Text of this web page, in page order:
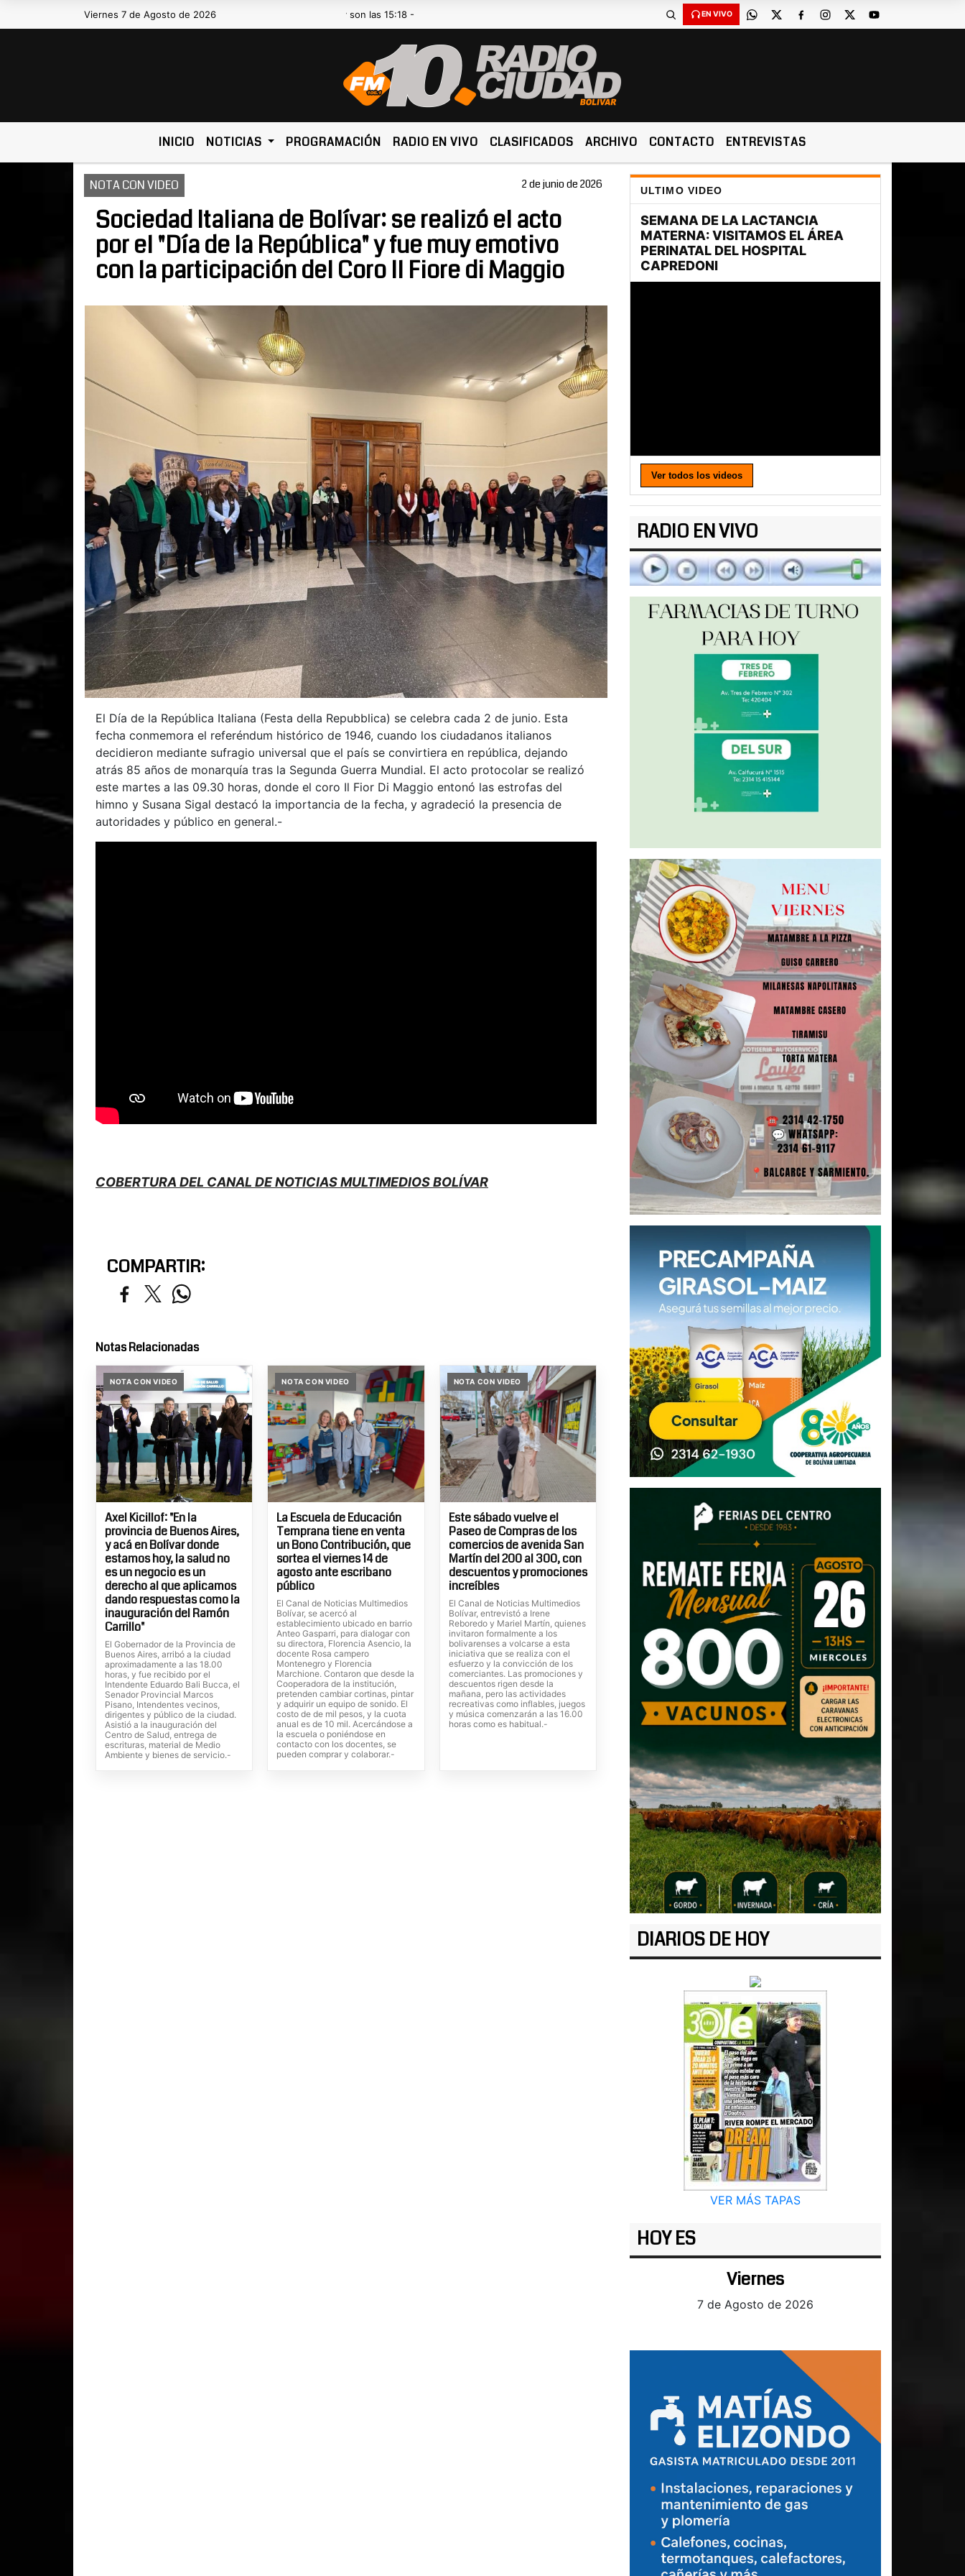
Viernes 7 de Agosto de 2026
Hoy es Viernes 7 de Agosto de 2026 y son las 15:18 - EN VIVO
INICIO NOTICIAS PROGRAMACIÓN RADIO EN VIVO CLASIFICADOS ARCHIVO CONTACTO ENTREVISTAS
NOTA CON VIDEO 2 de junio de 2026
Sociedad Italiana de Bolívar: se realizó el acto
por el "Día de la República" y fue muy emotivo
con la participación del Coro Il Fiore di Maggio
El Día de la República Italiana (Festa della Repubblica) se celebra cada 2 de junio. Esta
fecha conmemora el referéndum histórico de 1946, cuando los ciudadanos italianos
decidieron mediante sufragio universal que el país se convirtiera en república, dejando
atrás 85 años de monarquía tras la Segunda Guerra Mundial. El acto protocolar se realizó
este martes a las 09.30 horas, donde el coro Il Fior Di Maggio entonó las estrofas del
himno y Susana Sigal destacó la importancia de la fecha, y agradeció la presencia de
autoridades y público en general.-
COBERTURA DEL CANAL DE NOTICIAS MULTIMEDIOS BOLÍVAR
COMPARTIR:
Notas Relacionadas
NOTA CON VIDEO
Axel Kicillof: "En la
provincia de Buenos Aires,
y acá en Bolívar donde
estamos hoy, la salud no
es un negocio es un
derecho al que aplicamos
dando respuestas como la
inauguración del Ramón
Carrillo"
El Gobernador de la Provincia de
Buenos Aires, arribó a la ciudad
aproximadamente a las 18.00
horas, y fue recibido por el
Intendente Eduardo Bali Bucca, el
Senador Provincial Marcos
Pisano, Intendentes vecinos,
dirigentes y público de la ciudad.
Asistió a la inauguración del
Centro de Salud, entrega de
escrituras, material de Medio
Ambiente y bienes de servicio.-
NOTA CON VIDEO
La Escuela de Educación
Temprana tiene en venta
un Bono Contribución, que
sortea el viernes 14 de
agosto ante escribano
público
El Canal de Noticias Multimedios
Bolívar, se acercó al
establecimiento ubicado en barrio
Anteo Gasparri, para dialogar con
su directora, Florencia Asencio, la
docente Rosa campero
Montenegro y Florencia
Marchione. Contaron que desde la
Cooperadora de la institución,
pretenden cambiar cortinas, pintar
y adquirir un equipo de sonido. El
costo de de mil pesos, y la cuota
anual es de 10 mil. Acercándose a
la escuela o poniéndose en
contacto con los docentes, se
pueden comprar y colaborar.-
NOTA CON VIDEO
Este sábado vuelve el
Paseo de Compras de los
comercios de avenida San
Martín del 200 al 300, con
descuentos y promociones
increíbles
El Canal de Noticias Multimedios
Bolívar, entrevistó a Irene
Reboredo y Mariel Martín, quienes
invitaron formalmente a los
bolivarenses a volcarse a esta
iniciativa que se realiza con el
esfuerzo y la convicción de los
comerciantes. Las promociones y
descuentos rigen desde la
mañana, pero las actividades
recreativas como inflables, juegos
y música comenzarán a las 16.00
horas como es habitual.-
ULTIMO VIDEO
Ver todos los videos
RADIO EN VIVO
DIARIOS DE HOY
VER MÁS TAPAS
HOY ES
Viernes
7 de Agosto de 2026